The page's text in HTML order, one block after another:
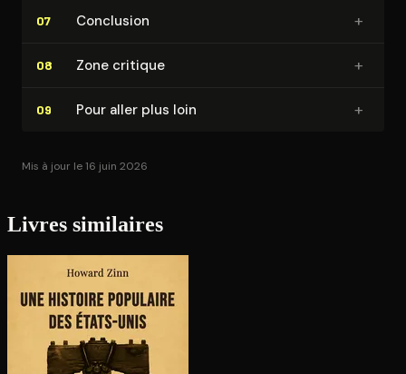
07 Conclusion +
08 Zone critique +
09 Pour aller plus loin +
Mis à jour le 16 juin 2026
Livres similaires